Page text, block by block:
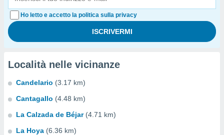
Ho letto e accetto la politica sulla privacy
Località nelle vicinanze
Candelario (3.17 km)
Cantagallo (4.48 km)
La Calzada de Béjar (4.71 km)
La Hoya (6.36 km)